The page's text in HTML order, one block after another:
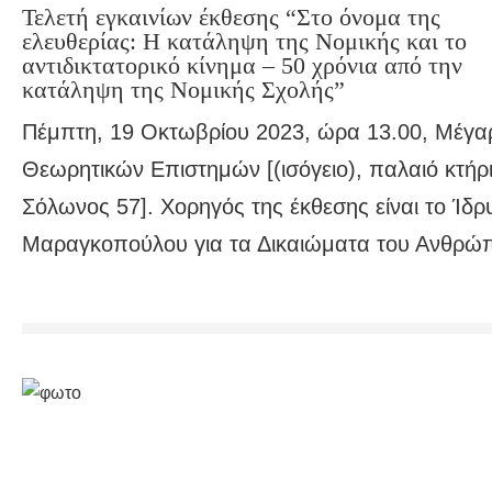
Τελετή εγκαινίων έκθεσης “Στο όνομα της
ελευθερίας: Η κατάληψη της Νομικής και το
αντιδικτατορικό κίνημα – 50 χρόνια από την
κατάληψη της Νομικής Σχολής”
Πέμπτη, 19 Οκτωβρίου 2023, ώρα 13.00,
Θεωρητικών Επιστημών [(ισόγειο), παλαιό
Σόλωνος 57]. Χορηγός της έκθεσης είναι το
Μαραγκοπούλου για τα Δικαιώματα του